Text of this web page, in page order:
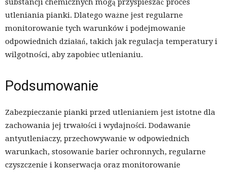
substancji chemicznych mogą przyspieszać proces
utleniania pianki. Dlatego ważne jest regularne
monitorowanie tych warunków i podejmowanie
odpowiednich działań, takich jak regulacja temperatury i
wilgotności, aby zapobiec utlenianiu.
Podsumowanie
Zabezpieczanie pianki przed utlenianiem jest istotne dla
zachowania jej trwałości i wydajności. Dodawanie
antyutleniaczy, przechowywanie w odpowiednich
warunkach, stosowanie barier ochronnych, regularne
czyszczenie i konserwacja oraz monitorowanie